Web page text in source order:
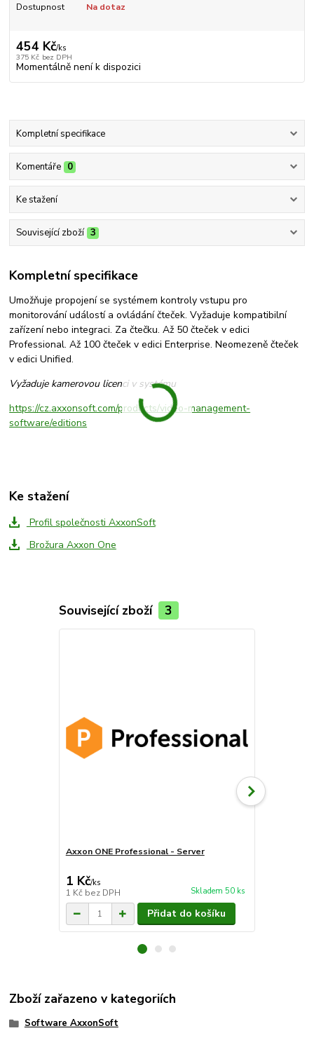
Dostupnost Na dotaz
454 Kč/ks
375 Kč bez DPH
Momentálně není k dispozici
Kompletní specifikace
Komentáře 0
Ke stažení
Související zboží 3
Kompletní specifikace
Umožňuje propojení se systémem kontroly vstupu pro
monitorování událostí a ovládání čteček. Vyžaduje kompatibilní
zařízení nebo integraci. Za čtečku. Až 50 čteček v edici
Professional. Až 100 čteček v edici Enterprise. Neomezeně čteček
v edici Unified.
Vyžaduje kamerovou licenci v systému
https://cz.axxonsoft.com/products/video-management-
software/editions
Ke stažení
Profil společnosti AxxonSoft
Brožura Axxon One
Související zboží 3
Axxon ONE Professional - Server
1 Kč/ks
1 Kč bez DPH Skladem 50 ks
Přidat do košíku
Zboží zařazeno v kategoriích
Software AxxonSoft